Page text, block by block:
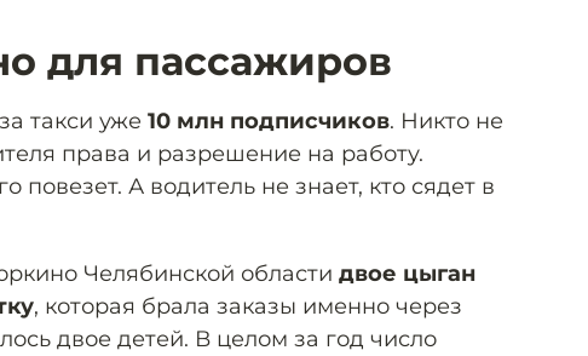
для пассажиров
такси уже 10 млн подписчиков. Никто не
права и разрешение на работу.
повезет. А водитель не знает, кто сядет в
Челябинской области двое цыган
, которая брала заказы именно через
двое детей. В целом за год число